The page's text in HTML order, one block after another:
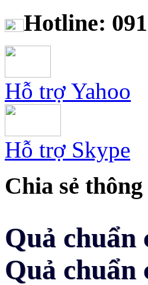
Hotline:
Hỗ trợ Yahoo
Hỗ trợ Skype
Chia sẻ
Quả chuẩn
Quả chuẩn